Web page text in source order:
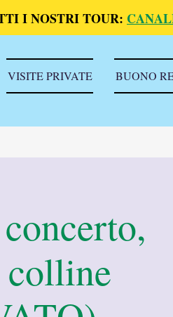
I NOSTRI TOUR:
VISITE PRIVATE BUONO
colline